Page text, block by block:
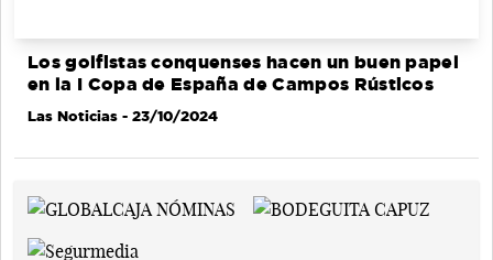
Los golfistas conquenses hacen un buen papel
en la I Copa de España de Campos Rústicos
Las Noticias - 23/10/2024